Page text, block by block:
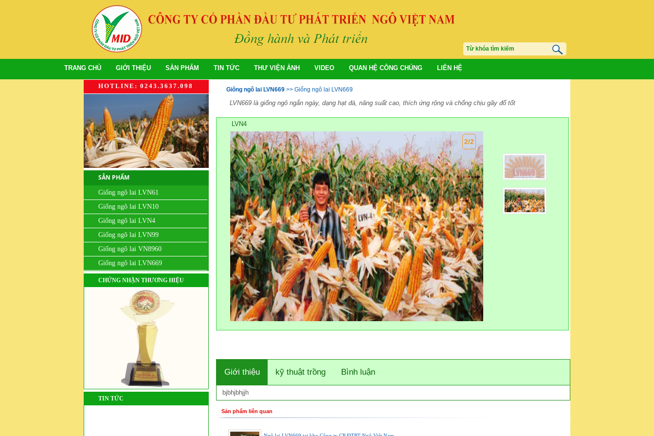
TRANG CHỦ GIỚI THIỆU SẢN PHẨM TIN TỨC THƯ VIỆN ẢNH VIDEO QUAN HỆ CÔNG CHÚNG LIÊN HỆ
HOTLINE: 0243.3637.098
SẢN PHẨM
Giống ngô lai LVN61
Giống ngô lai LVN10
Giống ngô lai LVN4
Giống ngô lai LVN99
Giống ngô lai VN8960
Giống ngô lai LVN669
CHỨNG NHẬN THƯƠNG HIỆU
TIN TỨC
Giống ngô lai LVN669 >> Giống ngô lai LVN669
LVN669 là giống ngô ngắn ngày, dạng hạt đá, năng suất cao, thích ứng rộng và chống chịu gãy đổ tốt
2/2
LVN4
Giới thiệu kỹ thuật trồng Bình luận
bjbhjbhjjh
Sản phẩm liên quan